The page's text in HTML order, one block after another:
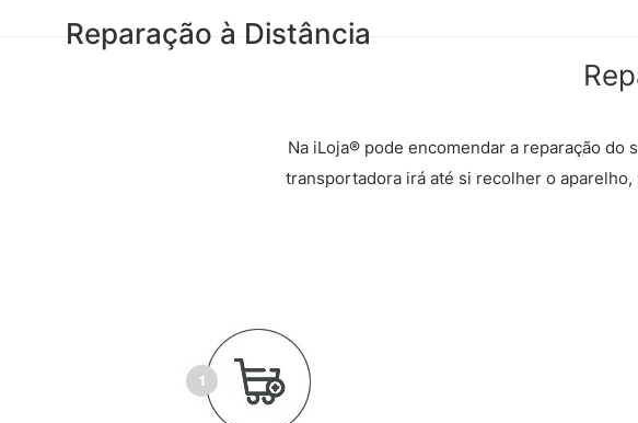
Reparação à Distância
Na iLoja® pode encomendar a reparação
transportadora irá até si recolher o